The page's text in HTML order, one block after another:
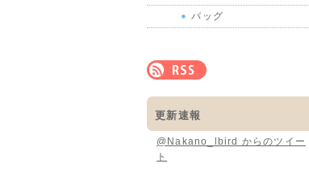
バッグ
更新速報
@Nakano_lbird からのツイー
ト